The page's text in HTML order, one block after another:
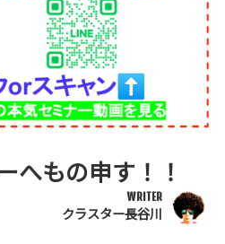
へもの申す！！
WRITER
クラスター長谷川